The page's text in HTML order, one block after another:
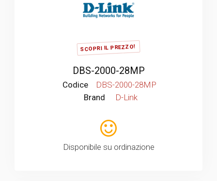
SCOPRI IL PREZZO!
DBS-2000-28MP
Codice
DBS-2000-28MP
Brand
D-Link
Disponibile su ordinazione